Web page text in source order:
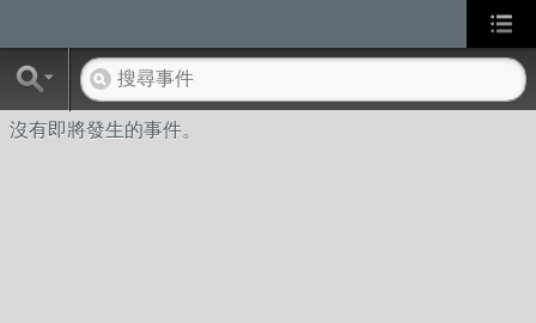
沒有即將發生的事件。